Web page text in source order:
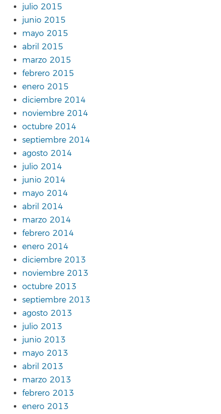
julio 2015
junio 2015
mayo 2015
abril 2015
marzo 2015
febrero 2015
enero 2015
diciembre 2014
noviembre 2014
octubre 2014
septiembre 2014
agosto 2014
julio 2014
junio 2014
mayo 2014
abril 2014
marzo 2014
febrero 2014
enero 2014
diciembre 2013
noviembre 2013
octubre 2013
septiembre 2013
agosto 2013
julio 2013
junio 2013
mayo 2013
abril 2013
marzo 2013
febrero 2013
enero 2013